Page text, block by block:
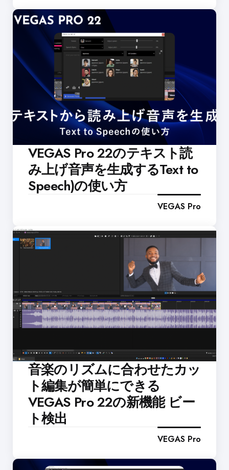
VEGAS Pro 22のテキスト読
み上げ音声を生成するText to
Speech)の使い方
VEGAS Pro
音楽のリズムに合わせたカッ
ト編集が簡単にできる
VEGAS Pro 22の新機能 ビー
ト検出
VEGAS Pro